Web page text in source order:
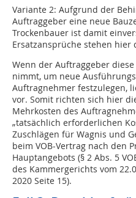
Variante 2: Aufgrund der
Auftraggeber eine neue
Trockenbauer ist damit
Ersatzansprüche stehen hier
Wenn der Auftraggeber
nimmt, um neue
Auftragnehmer festzulegen,
vor. Somit richten sich hier
Mehrkosten des
„tatsächlich erforderlichen
Zuschlägen für Wagnis und
beim VOB-Vertrag nach den
Hauptangebots (§ 2 Abs. 5
des Kammergerichts vom
2020 Seite 15).